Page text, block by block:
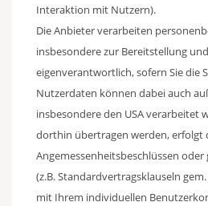
Interaktion mit Nutzern).
Die Anbieter verarbeiten
insbesondere zur Bereitstellung
eigenverantwortlich, sofern Sie die
Nutzerdaten können dabei auch
insbesondere den USA verarbeitet
dorthin übertragen werden, erfolgt
Angemessenheitsbeschlüssen
(z.B. Standardvertragsklauseln gem.
mit Ihrem individuellen